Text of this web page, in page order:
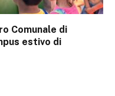
Comunale di
estivo di